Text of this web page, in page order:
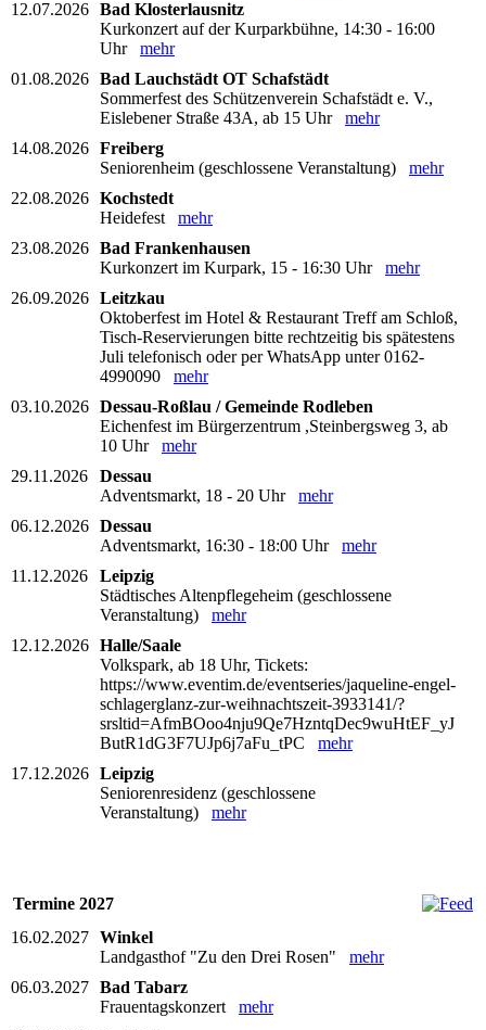
12.07.2026 Bad Klosterlausnitz
Kurkonzert auf der Kurparkbühne, 14:30 - 16:00
Uhr mehr
01.08.2026 Bad Lauchstädt OT Schafstädt
Sommerfest des Schützenverein Schafstädt e. V.,
Eislebener Straße 43A, ab 15 Uhr mehr
14.08.2026 Freiberg
Seniorenheim (geschlossene Veranstaltung) mehr
22.08.2026 Kochstedt
Heidefest mehr
23.08.2026 Bad Frankenhausen
Kurkonzert im Kurpark, 15 - 16:30 Uhr mehr
26.09.2026 Leitzkau
Oktoberfest im Hotel & Restaurant Treff am Schloß,
Tisch-Reservierungen bitte rechtzeitig bis spätestens
Juli telefonisch oder per WhatsApp unter 0162-
4990090 mehr
03.10.2026 Dessau-Roßlau / Gemeinde Rodleben
Eichenfest im Bürgerzentrum ,Steinbergsweg 3, ab
10 Uhr mehr
29.11.2026
Dessau
Adventsmarkt, 18 - 20 Uhr mehr
06.12.2026 Dessau
Adventsmarkt, 16:30 - 18:00 Uhr mehr
11.12.2026
Leipzig
Städtisches Altenpflegeheim (geschlossene
Veranstaltung) mehr
12.12.2026 Halle/Saale
Volkspark, ab 18 Uhr, Tickets:
https://www.eventim.de/eventseries/jaqueline-engel-
schlagerglanz-zur-weihnachtszeit-3933141/?
srsltid=AfmBOoo4nju9Qe7HzntqDec9wuHtEF_yJ
ButR1dG3F7UJp6j7aFu_tPC mehr
17.12.2026 Leipzig
Seniorenresidenz (geschlossene
Veranstaltung) mehr
Termine 2027
16.02.2027 Winkel
Landgasthof "Zu den Drei Rosen" mehr
06.03.2027 Bad Tabarz
Frauentagskonzert mehr